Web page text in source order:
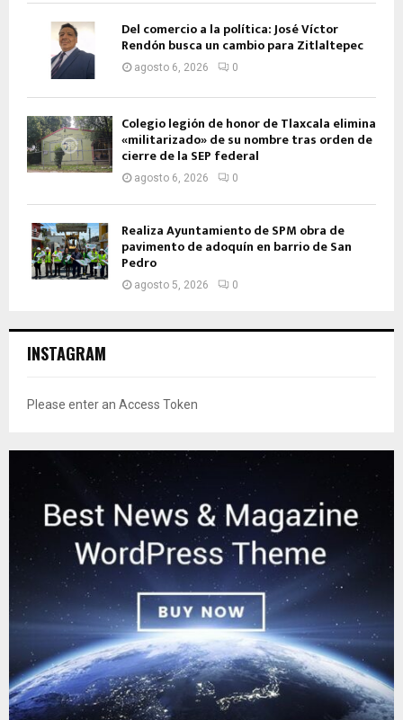
Del comercio a la política: José Víctor
Rendón busca un cambio para Zitlaltepec
agosto 6, 2026 0
Colegio legión de honor de Tlaxcala elimina
«militarizado» de su nombre tras orden de
cierre de la SEP federal
agosto 6, 2026 0
Realiza Ayuntamiento de SPM obra de
pavimento de adoquín en barrio de San
Pedro
agosto 5, 2026 0
INSTAGRAM
Please enter an Access Token